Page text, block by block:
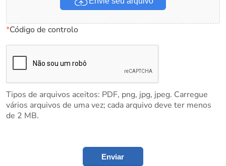
*Código de controlo
Tipos de arquivos aceitos: PDF, png, jpg, jpeg. Carregue
vários arquivos de uma vez; cada arquivo deve ter menos
de 2 MB.
Enviar